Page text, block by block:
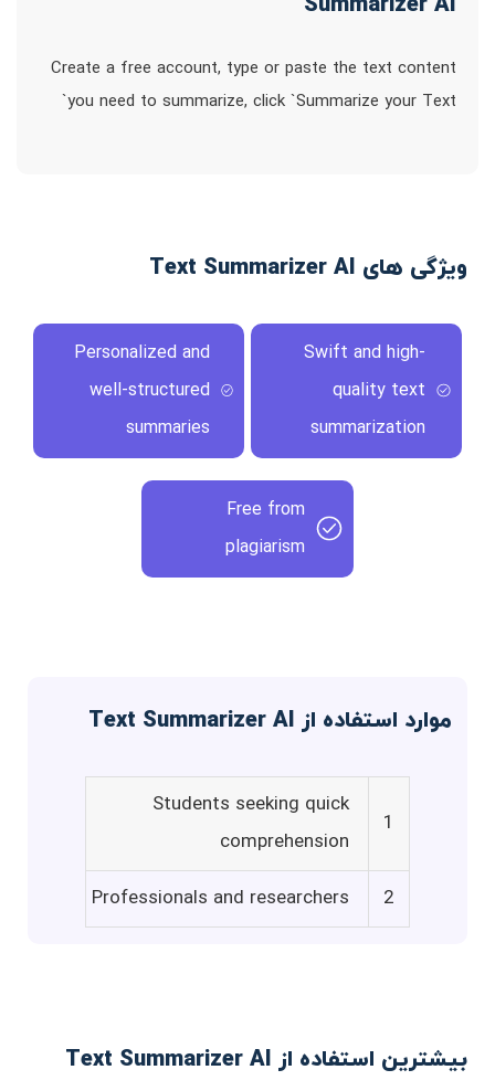
Create a free account, type or paste the text content
you need to summarize, click `Summarize your Text`
ویژگی های Text Summarizer AI
Swift and high-
quality text
summarization
Personalized and
well-structured
summaries
Free from
plagiarism
موارد استفاده از Text Summarizer AI
1
Students seeking quick
comprehension
2
Professionals and researchers
بیشترین استفاده از Text Summarizer AI